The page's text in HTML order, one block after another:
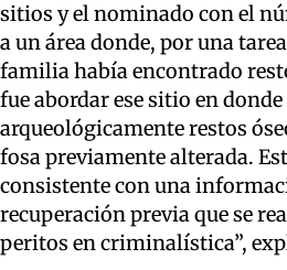
sitios y el nominado con el
a un área donde, por una
familia había encontrado
fue abordar ese sitio en
arqueológicamente restos
fosa previamente alterada.
consistente con una
recuperación previa que se
peritos en criminalística”,